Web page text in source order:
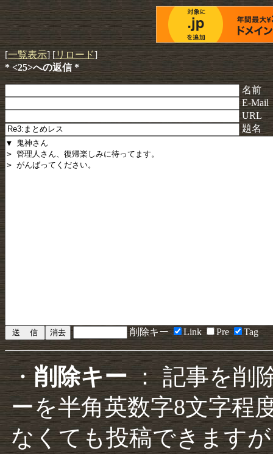
[一覧表示] [リロード]
* <25>への返信 *
名前
E-Mail
URL
題名
削除キー Link Pre Tag
・削除キー： 記事を削
ーを半角英数字8文字程
なくても投稿できます